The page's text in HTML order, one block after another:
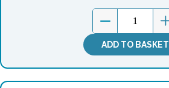
ADD TO BASKET